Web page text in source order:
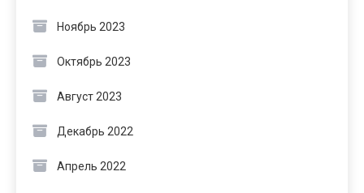
Ноябрь 2023
Октябрь 2023
Август 2023
Декабрь 2022
Апрель 2022